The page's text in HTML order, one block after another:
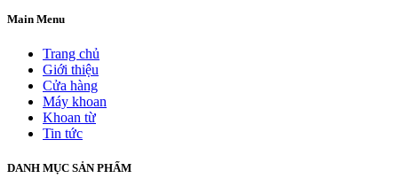
Main Menu
Trang chủ
Giới thiệu
Cửa hàng
Máy khoan
Khoan từ
Tin tức
DANH MỤC SẢN PHẨM